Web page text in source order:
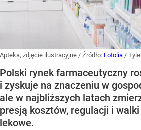
Apteka, zdjęcie ilustracyjne / Źródło: Fotolia /
Polski rynek farmaceutyczny
i zyskuje na znaczeniu w
ale w najbliższych latach
presją kosztów, regulacji i
lekowe.